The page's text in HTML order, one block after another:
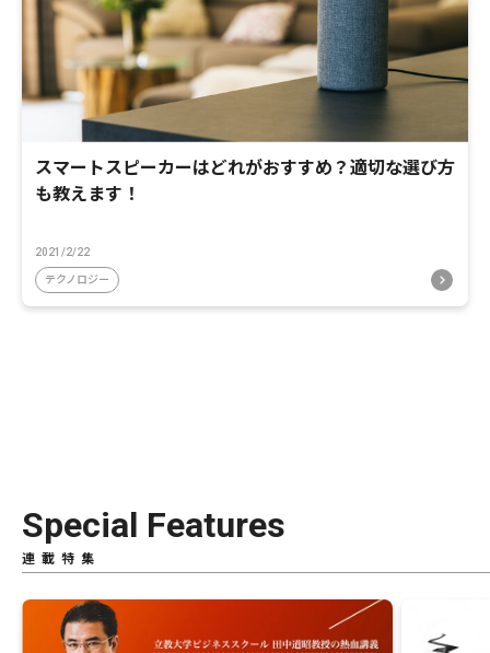
スマートスピーカーはどれがおすすめ？適切な選び方
も教えます！
2021/2/22
テクノロジー
Special Features
連載特集